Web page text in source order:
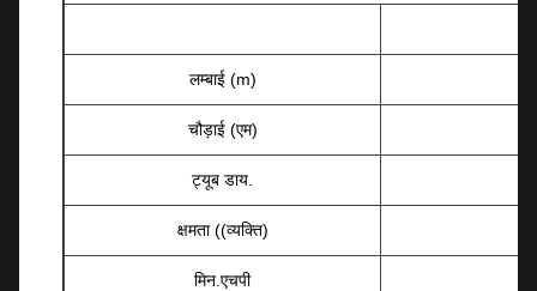
लम्बाई (m)
चौड़ाई (एम)
ट्यूब डाय.
क्षमता ((व्यक्ति)
मिन.एचपी